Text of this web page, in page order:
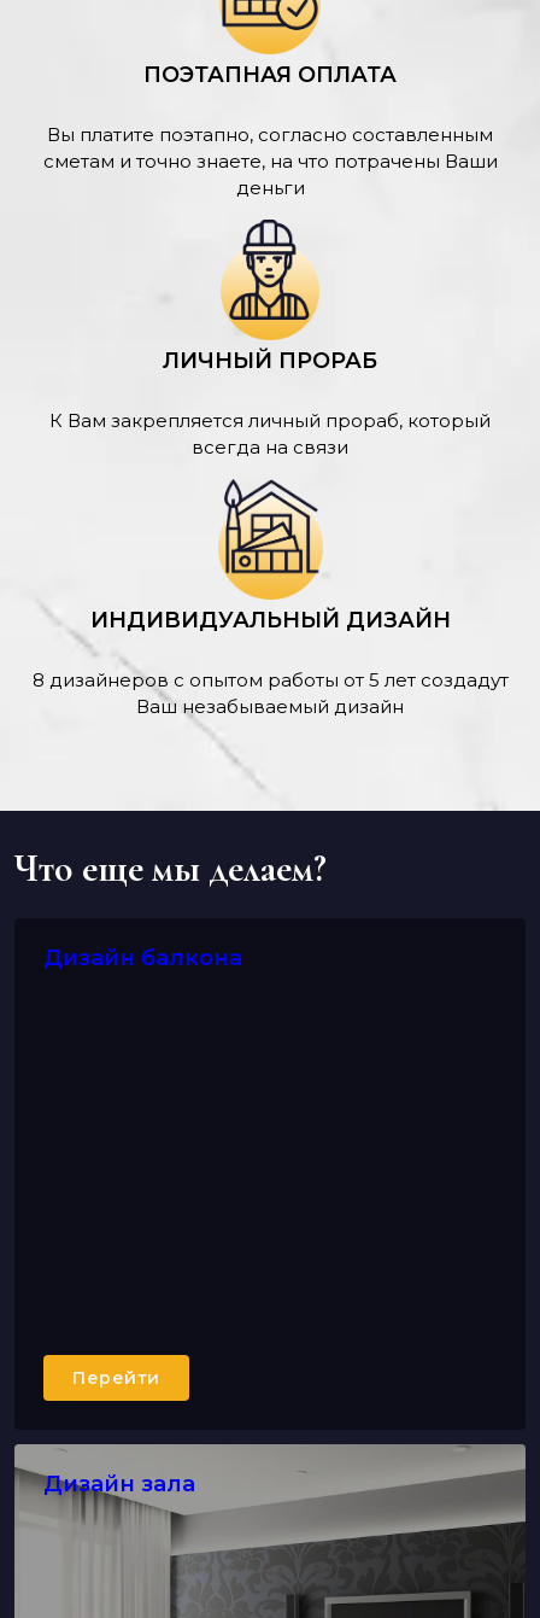
ПОЭТАПНАЯ ОПЛАТА
Вы платите поэтапно, согласно составленным
сметам и точно знаете, на что потрачены Ваши
деньги
ЛИЧНЫЙ ПРОРАБ
К Вам закрепляется личный прораб, который
всегда на связи
ИНДИВИДУАЛЬНЫЙ ДИЗАЙН
8 дизайнеров с опытом работы от 5 лет создадут
Ваш незабываемый дизайн
Что еще мы делаем?
Дизайн балкона
Перейти
Дизайн зала